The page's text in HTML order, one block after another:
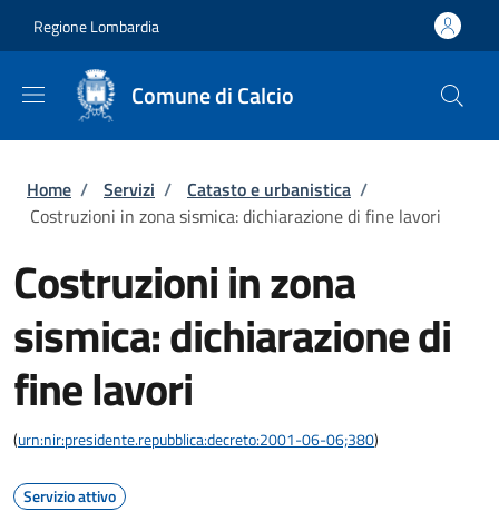
Regione Lombardia
Comune di Calcio
Briciole di pane
Home / Servizi / Catasto e urbanistica /
Costruzioni in zona sismica: dichiarazione di fine lavori
Costruzioni in zona
sismica: dichiarazione di
fine lavori
(urn:nir:presidente.repubblica:decreto:2001-06-06;380)
Servizio attivo